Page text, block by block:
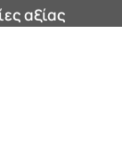
αξίας